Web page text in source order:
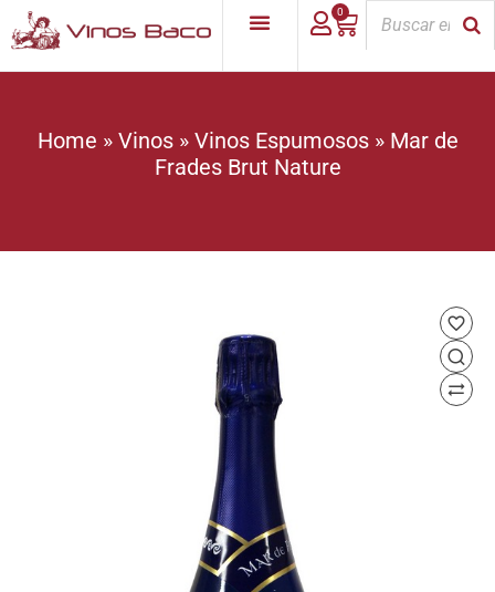
0
Home » Vinos» Vinos Espumosos» Mar de
Frades Brut Nature